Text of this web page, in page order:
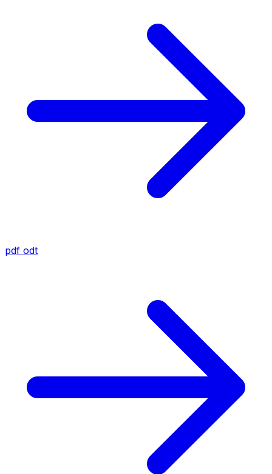
pdf odt